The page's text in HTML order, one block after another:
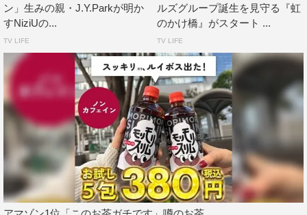
番組情報
『マツコ会議』
日本テレビ系
ン」生みの親・J.Y.Parkが明か
すNiziUの...
TV LIFE
ルズグループ誕生を見守る『虹
のかけ橋』がスタート ...
TV LIFE